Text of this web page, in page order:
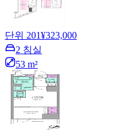
단위 201¥323,000
2 침실
53 m²